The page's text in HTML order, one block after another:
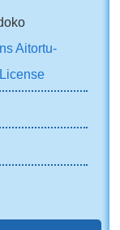
Aitortu-